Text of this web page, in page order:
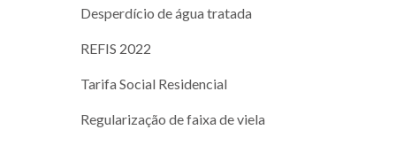
Desperdício de água tratada
REFIS 2022
Tarifa Social Residencial
Regularização de faixa de viela